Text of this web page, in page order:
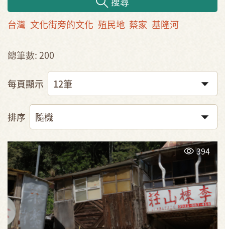
台灣 文化街旁的文化 殖民地 蔡家 基隆河
總筆數: 200
每頁顯示
排序
394